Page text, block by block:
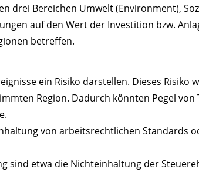
drei Bereichen Umwelt (Environment),
auf den Wert der Investition bzw.
betreffen.
ein Risiko darstellen. Dieses Risiko
Region. Dadurch könnten Pegel
von arbeitsrechtlichen Standards
sind etwa die Nichteinhaltung der